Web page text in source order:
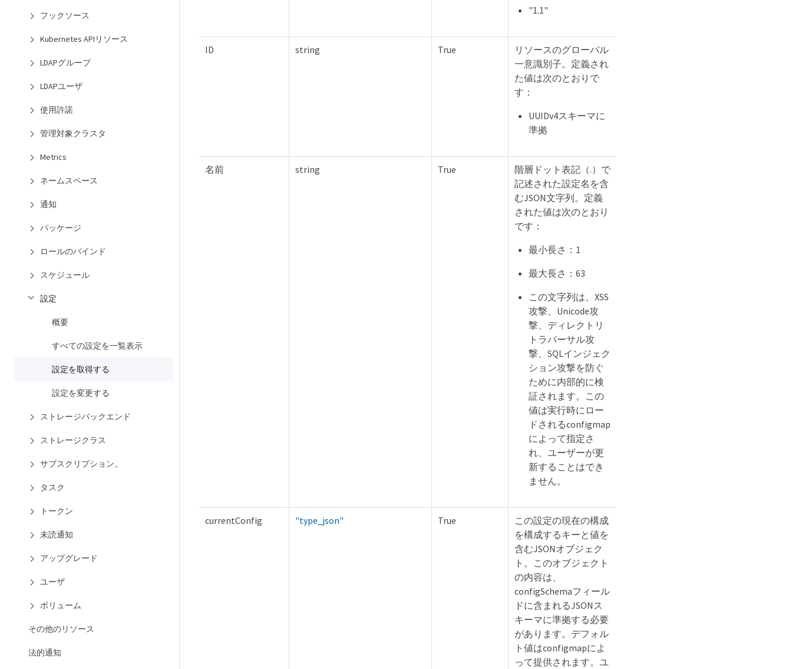
フックソース
Kubernetes APIリソース
LDAPグループ
LDAPユーザ
使用許諾
管理対象クラスタ
Metrics
ネームスペース
通知
パッケージ
ロールのバインド
スケジュール
設定
概要
すべての設定を一覧表示
設定を取得する
設定を変更する
ストレージバックエンド
ストレージクラス
サブスクリプション。
タスク
トークン
未読通知
アップグレード
ユーザ
ボリューム
その他のリソース
法的通知
"1.1"
ID string True
リソースのグローバル
一意識別子。定義され
た値は次のとおりで
す：
UUIDv4スキーマに
準拠
名前 string True
階層ドット表記（.）で
記述された設定名を含
むJSON文字列。定義
された値は次のとおり
です：
最小長さ：1
最大長さ：63
この文字列は、XSS
攻撃、Unicode攻
撃、ディレクトリ
トラバーサル攻
撃、SQLインジェク
ション攻撃を防ぐ
ために内部的に検
証されます。この
値は実行時にロー
ドされるconfigmap
によって指定さ
れ、ユーザーが更
新することはでき
ません。
currentConfig "type_json" True
この設定の現在の構成
を構成するキーと値を
含むJSONオブジェク
ト。このオブジェクト
の内容は、
configSchemaフィール
ドに含まれるJSONス
キーマに準拠する必要
があります。デフォル
ト値はconfigmapによ
って提供されます。ユ